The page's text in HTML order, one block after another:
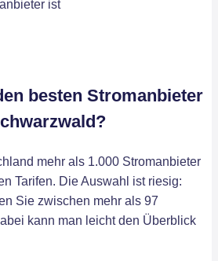
besten Stromanbieter
mehr als 1.000 Stromanbieter
Tarifen. Die Auswahl ist riesig:
Sie zwischen mehr als 97
kann man leicht den Überblick